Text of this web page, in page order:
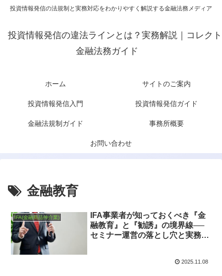
投資情報発信の法規制と実務対応をわかりやすく解説する金融法務メディア
投資情報発信の違法ラインとは？実務解説｜コレクト
金融法務ガイド
ホーム サイトのご案内
投資情報発信入門 投資情報発信ガイド
金融法規制ガイド 事務所概要
お問い合わせ
金融教育
IFA(金融商品仲介業)
IFA事業者が知っておくべき『金
融教育』と『勧誘』の境界線──
セミナー運営の落とし穴と実務対
2025.11.08